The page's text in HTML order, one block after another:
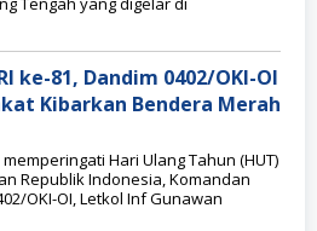
ke-81, Dandim 0402/OKI-OI
Kibarkan Bendera Merah
Hari Ulang Tahun (HUT)
Republik Indonesia, Komandan
OKI-OI, Letkol Inf Gunawan